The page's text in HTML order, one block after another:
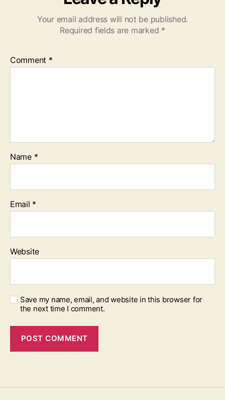
Your email address will not be published.
Required fields are marked *
Comment *
Name *
Email *
Website
Save my name, email, and website in this browser for
the next time I comment.